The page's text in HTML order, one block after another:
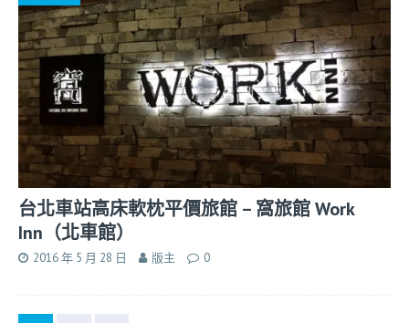
台北車站高床軟枕平價旅館 – 窩旅館 Work
Inn（北車館）
2016 年 5 月 28 日 版主 0